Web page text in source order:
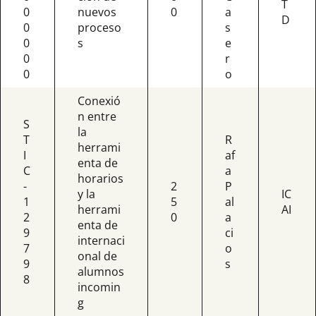
0
0
0
0
0
nuevos
proceso
s
0
a
s
e
r
o
T
D
S
T
I
C
-
1
2
9
7
9
8
Conexió
n entre
la
herrami
enta de
horarios
y la
herrami
enta de
internaci
onal de
alumnos
incomin
g
2
5
0
R
af
a
P
al
a
ci
o
s
IC
AI